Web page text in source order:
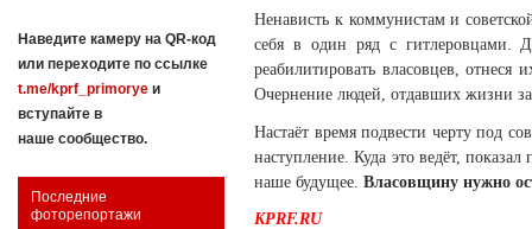
Наведите камеру на QR-код
или переходите по ссылке
t.me/kprf_primorye и
вступайте в
наше сообщество.
Последние
фоторепортажи
Ненависть к коммунистам и
себя в один ряд с гитлеровцами.
реабилитировать власовцев,
Очернение людей, отдавших жизни
Настаёт время подвести черту под
наступление. Куда это ведёт,
наше будущее.Власовщину нужно
KPRF.RU